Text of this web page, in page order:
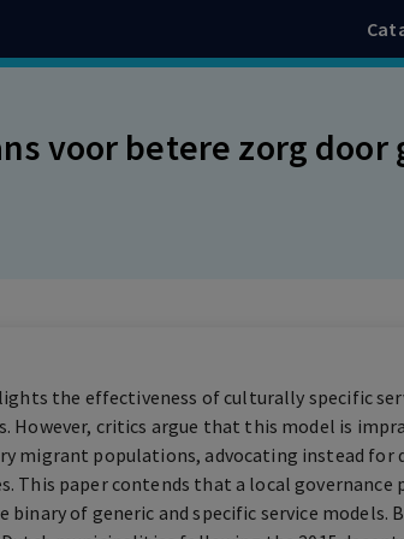
voor betere zorg door
the effectiveness of culturally specific
However, critics argue that this model is
migrant populations, advocating instead for
This paper contends that a local governance
binary of generic and specific service models.